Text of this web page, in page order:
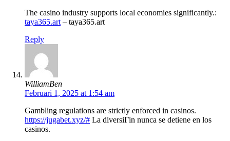
The casino industry supports local economies significantly.:
taya365.art – taya365.art
Reply
WilliamBen
Februari 1, 2025 at 1:54 am
Gambling regulations are strictly enforced in casinos.
https://jugabet.xyz/# La diversiГіn nunca se detiene en los
casinos.